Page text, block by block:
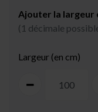
Ajouter la largeur
(1 décimale
Largeur (en cm)